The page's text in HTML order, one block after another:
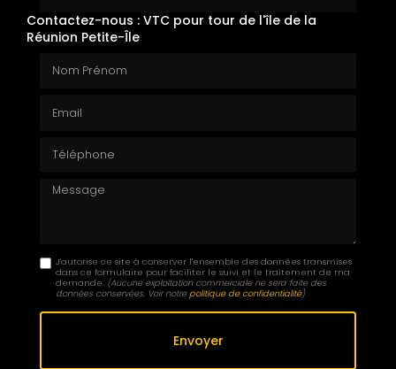
Contactez-nous : VTC pour tour de l'île de la
Réunion Petite-Île
Message
J'autorise ce site à conserver l'ensemble des données transmises
dans ce formulaire pour faciliter le suivi et le traitement de ma
demande. (Aucune exploitation commerciale ne sera faite des
données conservées. Voir notrepolitique de confidentialité)